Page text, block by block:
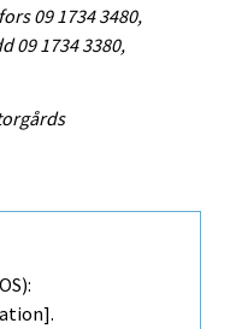
09 1734 3480,
09 1734 3380,